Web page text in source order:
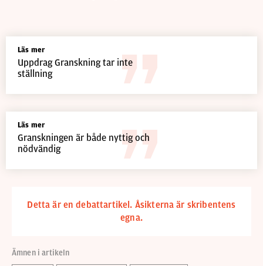
Läs mer
Uppdrag Granskning tar inte
ställning
Läs mer
Granskningen är både nyttig och
nödvändig
Detta är en debattartikel. Åsikterna är skribentens
egna.
Ämnen i artikeln